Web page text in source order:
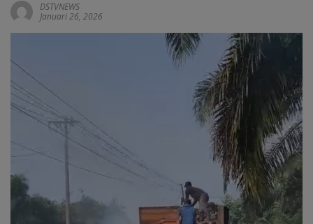
DSTVNEWS
Januari 26, 2026